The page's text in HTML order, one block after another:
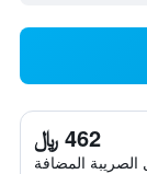
462 ﷼
المضافة